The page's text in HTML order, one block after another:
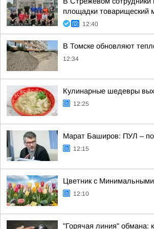
площадки товарищеский
12:40
В Томске обновляют
12:34
Кулинарные шедевры
12:25
Марат Баширов: ПУЛ –
12:15
Цветник с
12:10
"Горячая линия" обмана: